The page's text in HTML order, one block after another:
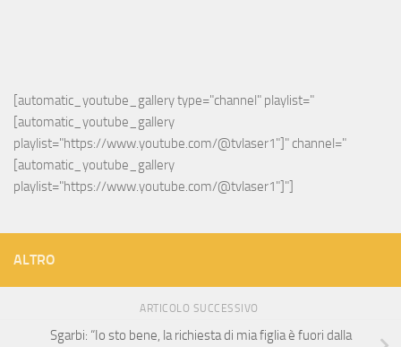
[automatic_youtube_gallery type="channel" playlist="
[automatic_youtube_gallery
playlist="https://www.youtube.com/@tvlaser1"]" channel="
[automatic_youtube_gallery
playlist="https://www.youtube.com/@tvlaser1"]"]
ALTRO
ARTICOLO SUCCESSIVO
Sgarbi: “Io sto bene, la richiesta di mia figlia è fuori dalla